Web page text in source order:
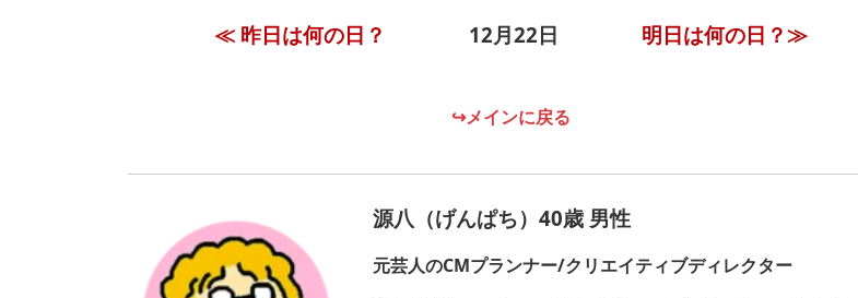
≪ 昨日は何の日？ 12月22日 明日は何の日？≫
↪メインに戻る
源八（げんぱち）40歳 男性
元芸人のCMプランナー/クリエイティブディレクター